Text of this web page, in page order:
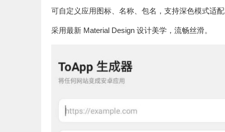
可自定义应用图标、名称、包名，支持深色模式适
采用最新 Material Design 设计美学，流畅丝滑。